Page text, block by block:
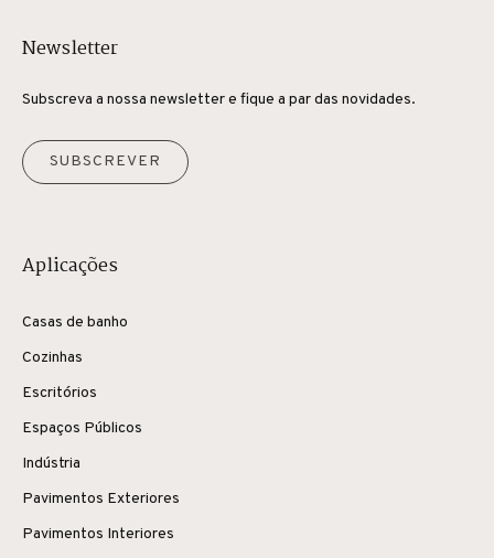
Newsletter
Subscreva a nossa newsletter e fique a par das novidades.
SUBSCREVER
Aplicações
Casas de banho
Cozinhas
Escritórios
Espaços Públicos
Indústria
Pavimentos Exteriores
Pavimentos Interiores